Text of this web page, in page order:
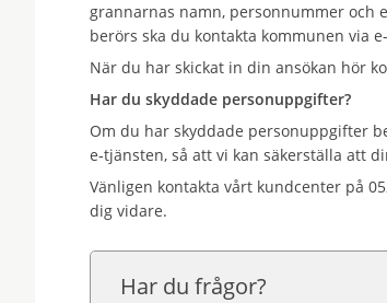
grannarnas namn, personnummer och
berörs ska du kontakta kommunen via
När du har skickat in din ansökan hör
Har du skyddade personuppgifter?
Om du har skyddade personuppgifter
e‑tjänsten, så att vi kan säkerställa att
Vänligen kontakta vårt kundcenter på
dig vidare.
Har du frågor?